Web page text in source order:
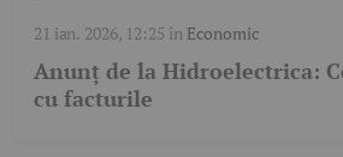
21 ian. 2026, 12:25 în Economic
Anunț de la Hidroelectrica:
cu facturile